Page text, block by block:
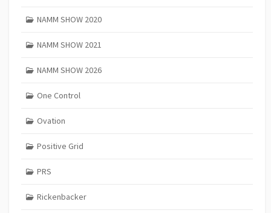
NAMM SHOW 2020
NAMM SHOW 2021
NAMM SHOW 2026
One Control
Ovation
Positive Grid
PRS
Rickenbacker